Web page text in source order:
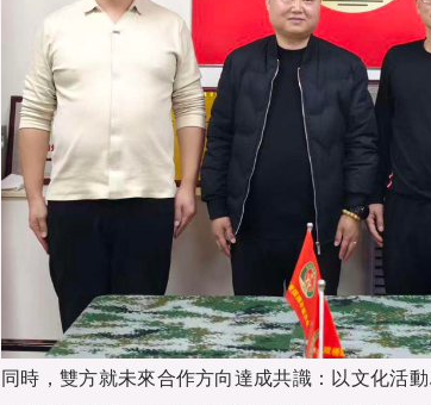
同時，雙方就未來合作方向達成共識：以文化活